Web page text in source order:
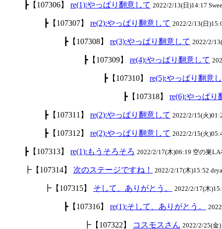
┣【107306】 re(1):やっぱり翻意して 2022/2/13(日)14:17
┣【107307】 re(2):やっぱり翻意して 2022/2/13(日
┣【107308】 re(3):やっぱり翻意して 2022/2/
┣【107309】 re(4):やっぱり翻意して
┣【107310】 re(5):やっぱり翻意
┣【107318】 re(6):やっぱり
┣【107311】 re(2):やっぱり翻意して 2022/2/15(火
┣【107312】 re(2):やっぱり翻意して 2022/2/15(火
┣【107313】 re(1):もうそろそろ 2022/2/17(木)06:19 空の巣
┣【107314】 次のステージですね！ 2022/2/17(木)15:52
┣【107315】 そして、ありがとう。 2022/2/17(木
┣【107316】 re(1):そして、ありがとう。
┣【107322】 コスモスさん 2022/2/25(金